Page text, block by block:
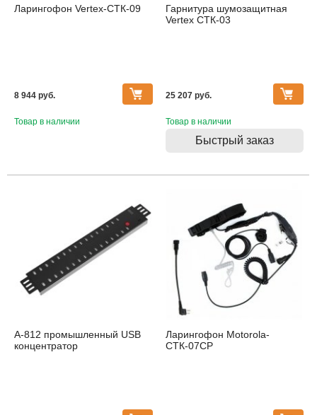
Ларингофон Vertex-СТК-09
8 944 pуб.
Товар в наличии
Гарнитура шумозащитная
Vertex СТК-03
25 207 pуб.
Товар в наличии
Быстрый заказ
A-812 промышленный USB
концентратор
Ларингофон Motorola-
СТК-07CP